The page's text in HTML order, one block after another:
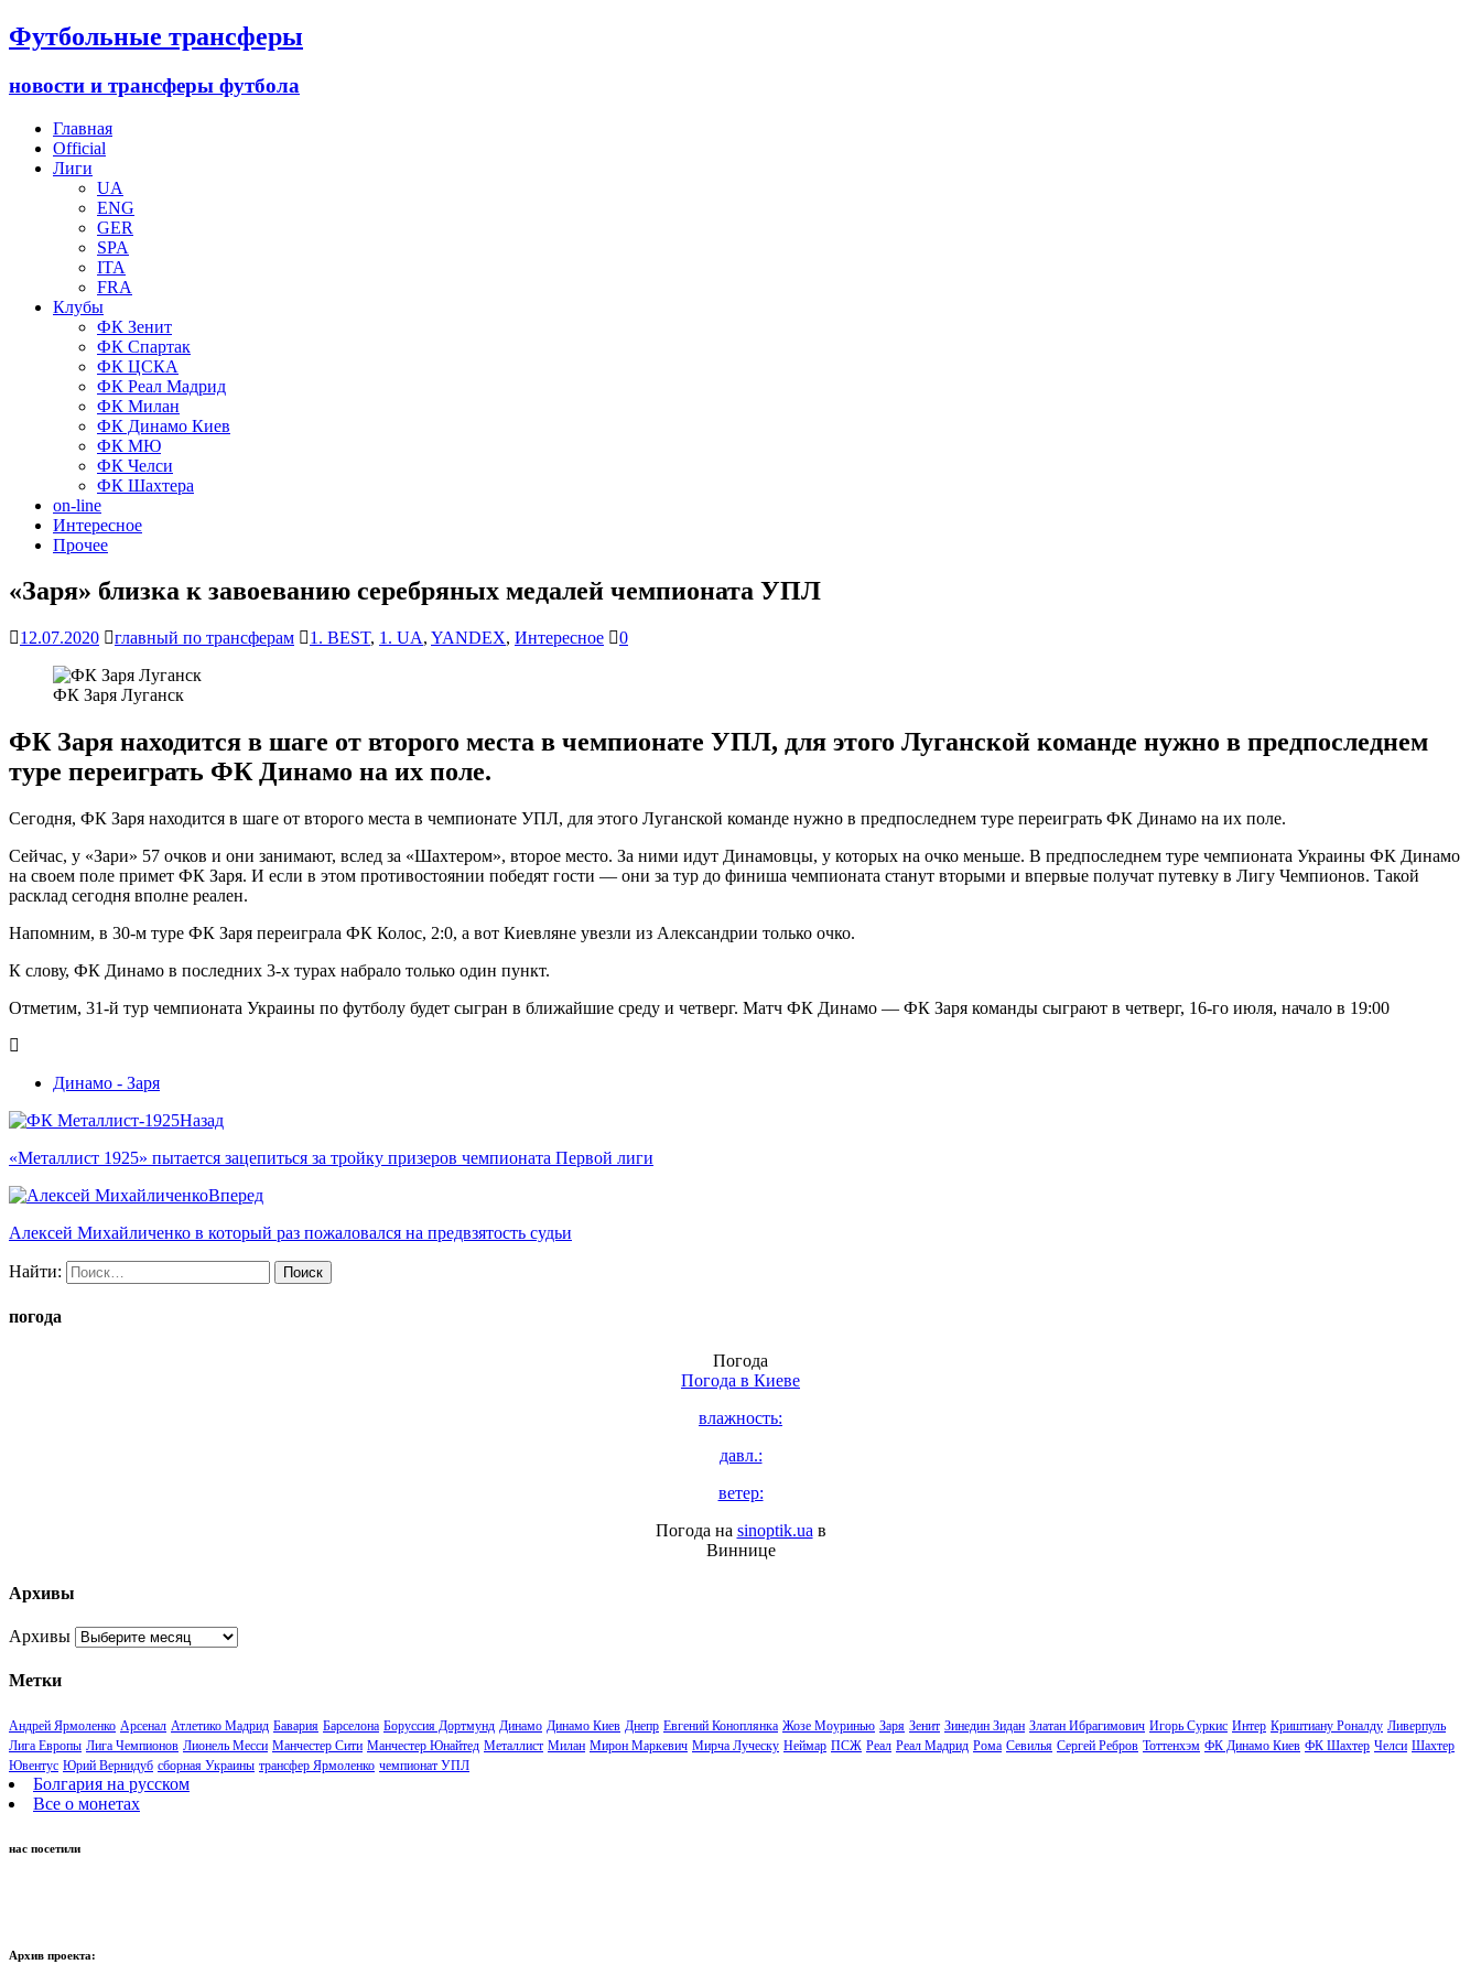
Футбольные трансферы
новости и трансферы футбола
Главная
Official
Лиги
UA
ENG
GER
SPA
ITA
FRA
Клубы
ФК Зенит
ФК Спартак
ФК ЦСКА
ФК Реал Мадрид
ФК Милан
ФК Динамо Киев
ФК МЮ
ФК Челси
ФК Шахтера
on-line
Интересное
Прочее
«Заря» близка к завоеванию серебряных медалей чемпионата УПЛ
12.07.2020 главный по трансферам 1. BEST, 1. UA, YANDEX, Интересное 0
ФК Заря Луганск
ФК Заря находится в шаге от второго места в чемпионате УПЛ, для этого Луганской команде нужно в предпоследнем
туре переиграть ФК Динамо на их поле.
Сегодня, ФК Заря находится в шаге от второго места в чемпионате УПЛ, для этого Луганской команде нужно в предпоследнем туре переиграть ФК Динамо на их поле.
Сейчас, у «Зари» 57 очков и они занимают, вслед за «Шахтером», второе место. За ними идут Динамовцы, у которых на очко меньше. В предпоследнем туре чемпионата Украины ФК Динамо
на своем поле примет ФК Заря. И если в этом противостоянии победят гости — они за тур до финиша чемпионата станут вторыми и впервые получат путевку в Лигу Чемпионов. Такой
расклад сегодня вполне реален.
Напомним, в 30-м туре ФК Заря переиграла ФК Колос, 2:0, а вот Киевляне увезли из Александрии только очко.
К слову, ФК Динамо в последних 3-х турах набрало только один пункт.
Отметим, 31-й тур чемпионата Украины по футболу будет сыгран в ближайшие среду и четверг. Матч ФК Динамо — ФК Заря команды сыграют в четверг, 16-го июля, начало в 19:00
Динамо - Заря
Назад
«Металлист 1925» пытается зацепиться за тройку призеров чемпионата Первой лиги
Вперед
Алексей Михайличенко в который раз пожаловался на предвзятость судьи
Найти:
погода
Погода
Погода в Киеве
влажность:
давл.:
ветер:
Погода на sinoptik.ua в
Виннице
Архивы
Архивы
Метки
Андрей Ярмоленко Арсенал Атлетико Мадрид Бавария Барселона Боруссия Дортмунд Динамо Динамо Киев Днепр Евгений Коноплянка Жозе Моуринью Заря Зенит Зинедин Зидан Златан Ибрагимович Игорь Суркис Интер Криштиану Роналду Ливерпуль
Лига Европы Лига Чемпионов Лионель Месси Манчестер Сити Манчестер Юнайтед Металлист Милан Мирон Маркевич Мирча Луческу Неймар ПСЖ Реал Реал Мадрид Рома Севилья Сергей Ребров Тоттенхэм ФК Динамо Киев ФК Шахтер Челси Шахтер
Ювентус Юрий Вернидуб сборная Украины трансфер Ярмоленко чемпионат УПЛ
Болгария на русском
Все о монетах
нас посетили
Архив проекта: